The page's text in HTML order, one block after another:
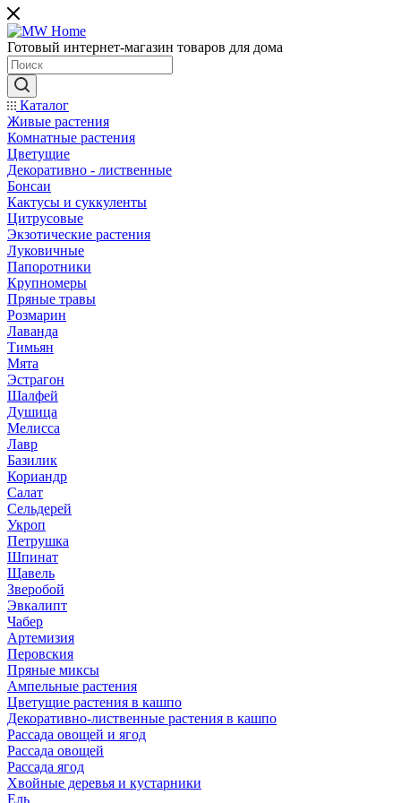
Готовый интернет-магазин товаров для дома
Каталог
Живые растения
Комнатные растения
Цветущие
Декоративно - лиственные
Бонсаи
Кактусы и суккуленты
Цитрусовые
Экзотические растения
Луковичные
Папоротники
Крупномеры
Пряные травы
Розмарин
Лаванда
Тимьян
Мята
Эстрагон
Шалфей
Душица
Мелисса
Лавр
Базилик
Кориандр
Салат
Сельдерей
Укроп
Петрушка
Шпинат
Щавель
Зверобой
Эвкалипт
Чабер
Артемизия
Перовския
Пряные миксы
Ампельные растения
Цветущие растения в кашпо
Декоративно-лиственные растения в кашпо
Рассада овощей и ягод
Рассада овощей
Рассада ягод
Хвойные деревья и кустарники
Ель